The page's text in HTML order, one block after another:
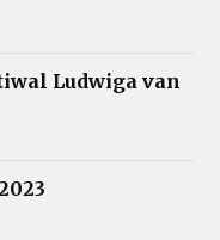
Ludwiga van